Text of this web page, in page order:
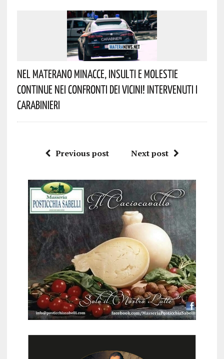
Nel Materano Minacce, Insulti E Molestie
Continue Nei Confronti Dei Vicini! Intervenuti I
Carabinieri
Previous post Next post